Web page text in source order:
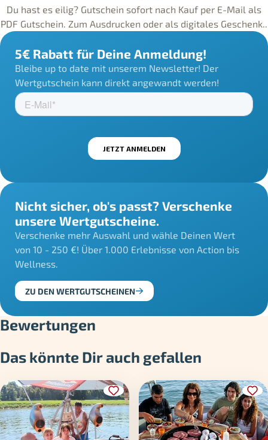
Du hast es eilig? Gutschein sofort nach Kauf per E-Mail als
PDF Gutschein. Zum Ausdrucken oder als digitales Geschenk..
5€ Rabatt für Deine Anmeldung!
Bleibe up to date mit unserem Newsletter! Der
Wertgutschein kann direkt angewandt werden!
Nicht sicher, ob's passt? Verschenke
unsere Wertgutscheine.
Verschenke mehr Auswahl und wähle Deinen Wert
von 10 - 250 €! Über 1.000 Erlebnisse von Action bis
Wellness.
ZU DEN WERTGUTSCHEINEN
Bewertungen
Das könnte Dir auch gefallen